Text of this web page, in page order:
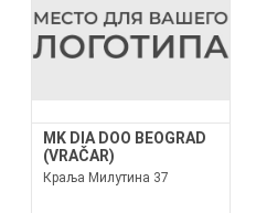
MK DIA DOO BEOGRAD
(VRAČAR)
Краља Милутина 37